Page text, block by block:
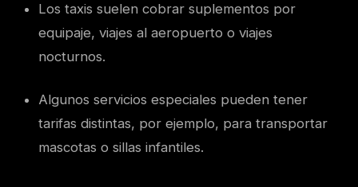
Los taxis suelen cobrar suplementos por
equipaje, viajes al aeropuerto o viajes
nocturnos.
Algunos servicios especiales pueden tener
tarifas distintas, por ejemplo, para transportar
mascotas o sillas infantiles.